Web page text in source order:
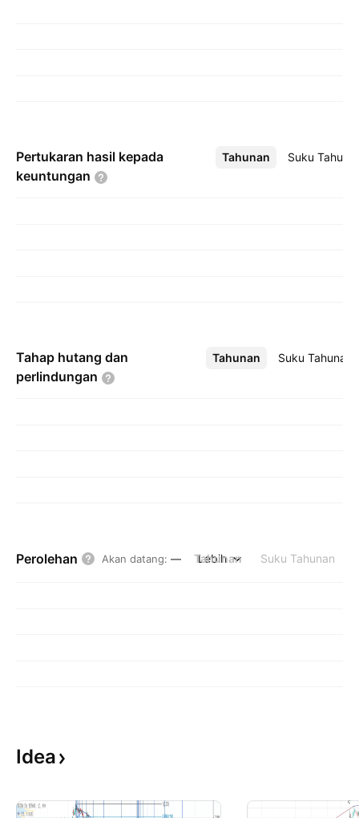
Pertukaran hasil kepada
keuntungan
Tahunan Suku
Lebih
Tahap hutang dan
perlindungan
Tahunan Suku Tahunan
Lebih
Perolehan Akan datang: — Tahunan Suku Tahunan
Lebih
Idea